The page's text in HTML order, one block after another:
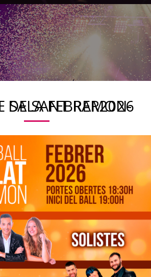
RAMON-BALLS DE SALA FEBRER2026